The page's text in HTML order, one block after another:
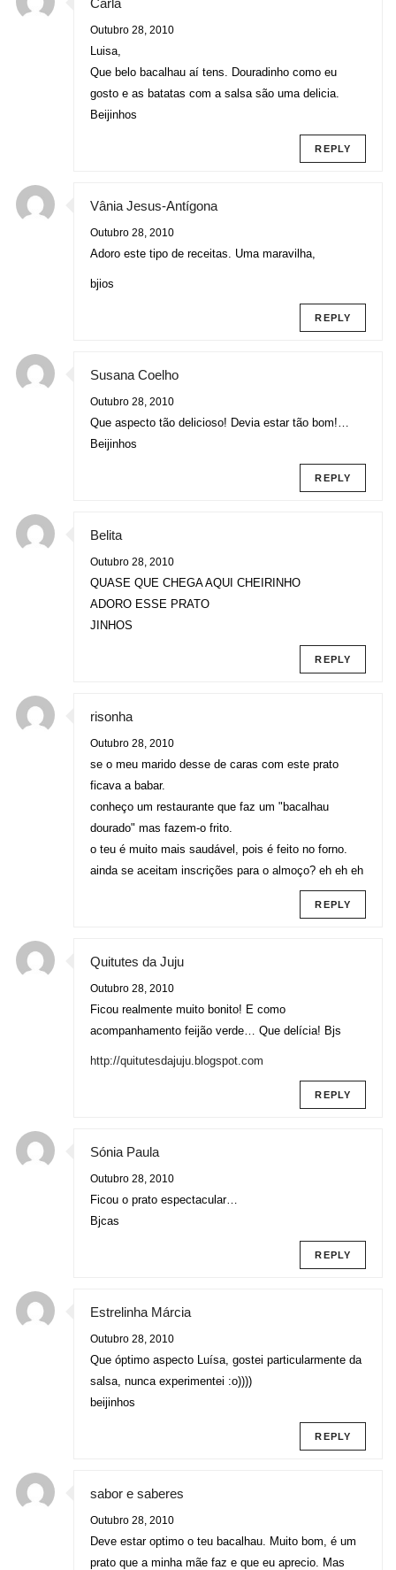
Outubro 28, 2010
Luisa,
Que belo bacalhau aí tens. Douradinho como eu
gosto e as batatas com a salsa são uma delicia.
Beijinhos
REPLY
Vânia Jesus-Antígona
Outubro 28, 2010
Adoro este tipo de receitas. Uma maravilha,
bjios
REPLY
Susana Coelho
Outubro 28, 2010
Que aspecto tão delicioso! Devia estar tão bom!…
Beijinhos
REPLY
Belita
Outubro 28, 2010
QUASE QUE CHEGA AQUI CHEIRINHO
ADORO ESSE PRATO
JINHOS
REPLY
risonha
Outubro 28, 2010
se o meu marido desse de caras com este prato
ficava a babar.
conheço um restaurante que faz um "bacalhau
dourado" mas fazem-o frito.
o teu é muito mais saudável, pois é feito no forno.
ainda se aceitam inscrições para o almoço? eh eh eh
REPLY
Quitutes da Juju
Outubro 28, 2010
Ficou realmente muito bonito! E como
acompanhamento feijão verde… Que delícia! Bjs
http://quitutesdajuju.blogspot.com
REPLY
Sónia Paula
Outubro 28, 2010
Ficou o prato espectacular…
Bjcas
REPLY
Estrelinha Márcia
Outubro 28, 2010
Que óptimo aspecto Luísa, gostei particularmente da
salsa, nunca experimentei :o))))
beijinhos
REPLY
sabor e saberes
Outubro 28, 2010
Deve estar optimo o teu bacalhau. Muito bom, é um
prato que a minha mãe faz e que eu aprecio. Mas